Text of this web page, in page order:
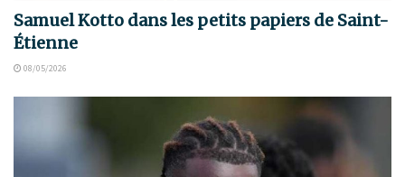
Samuel Kotto dans les petits papiers de Saint-
Étienne
08/05/2026